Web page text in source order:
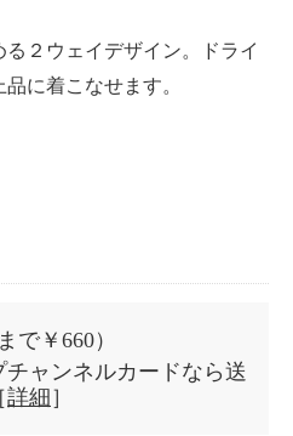
２ウェイデザイン。ドライ
に着こなせます。
で￥660）
チャンネルカードなら送
詳細 ］